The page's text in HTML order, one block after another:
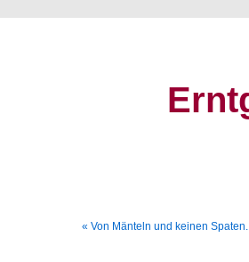
« Von Mänteln und keinen Spaten.